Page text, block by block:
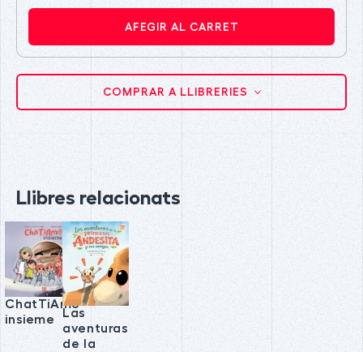
AFEGIR AL CARRET
COMPRAR A LLIBRERIES
Llibres relacionats
ChatTiAmo
insieme
Las
aventuras
de la